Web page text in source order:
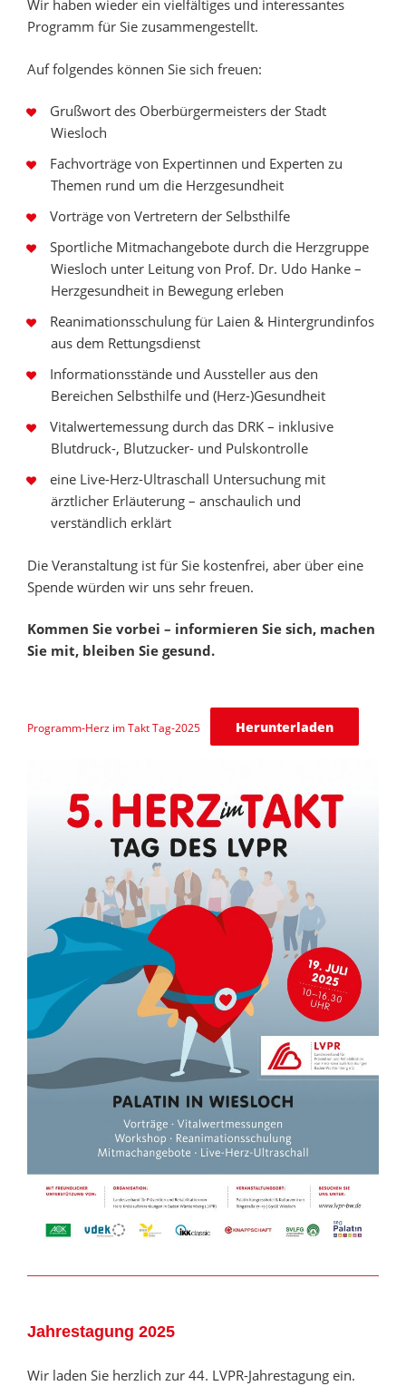
Wir haben wieder ein vielfältiges und interessantes
Programm für Sie zusammengestellt.
Auf folgendes können Sie sich freuen:
Grußwort des Oberbürgermeisters der Stadt
Wiesloch
Fachvorträge von Expertinnen und Experten zu
Themen rund um die Herzgesundheit
Vorträge von Vertretern der Selbsthilfe
Sportliche Mitmachangebote durch die Herzgruppe
Wiesloch unter Leitung von Prof. Dr. Udo Hanke –
Herzgesundheit in Bewegung erleben
Reanimationsschulung für Laien & Hintergrundinfos
aus dem Rettungsdienst
Informationsstände und Aussteller aus den
Bereichen Selbsthilfe und (Herz-)Gesundheit
Vitalwertemessung durch das DRK – inklusive
Blutdruck-, Blutzucker- und Pulskontrolle
eine Live-Herz-Ultraschall Untersuchung mit
ärztlicher Erläuterung – anschaulich und
verständlich erklärt
Die Veranstaltung ist für Sie kostenfrei, aber über eine
Spende würden wir uns sehr freuen.
Kommen Sie vorbei – informieren Sie sich, machen
Sie mit, bleiben Sie gesund.
Programm-Herz im Takt Tag-2025 Herunterladen
Jahrestagung 2025
Wir laden Sie herzlich zur 44. LVPR-Jahrestagung ein.